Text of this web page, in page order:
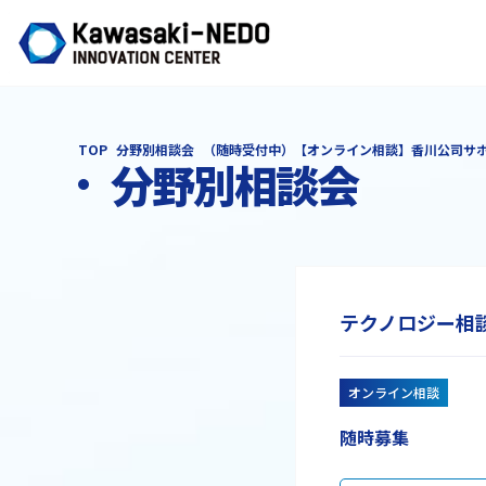
TOP 分野別相談会 （随時受付中）【オンライン相談】香川公司サ
分野別相談会
テクノロジー相
オンライン相談
随時募集